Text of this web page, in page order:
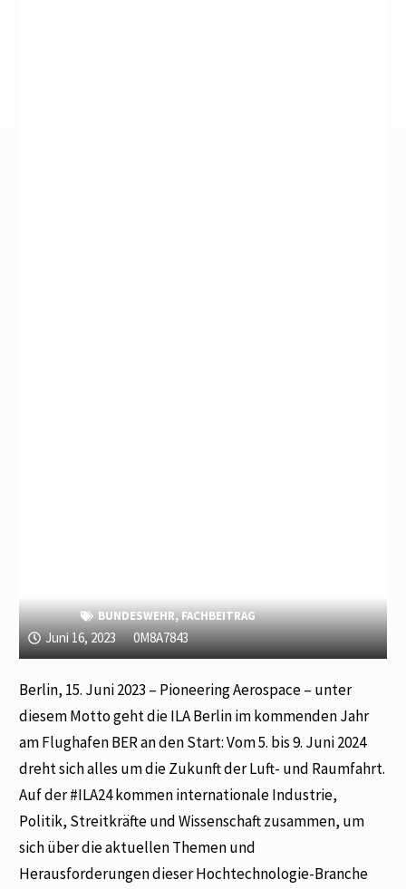
BUNDESWEHR,FACHBEITRAG
Juni 16, 2023 0M8A7843
Berlin, 15. Juni 2023 – Pioneering Aerospace – unter
diesem Motto geht die ILA Berlin im kommenden Jahr
am Flughafen BER an den Start: Vom 5. bis 9. Juni 2024
dreht sich alles um die Zukunft der Luft- und Raumfahrt.
Auf der #ILA24 kommen internationale Industrie,
Politik, Streitkräfte und Wissenschaft zusammen, um
sich über die aktuellen Themen und
Herausforderungen dieser Hochtechnologie-Branche